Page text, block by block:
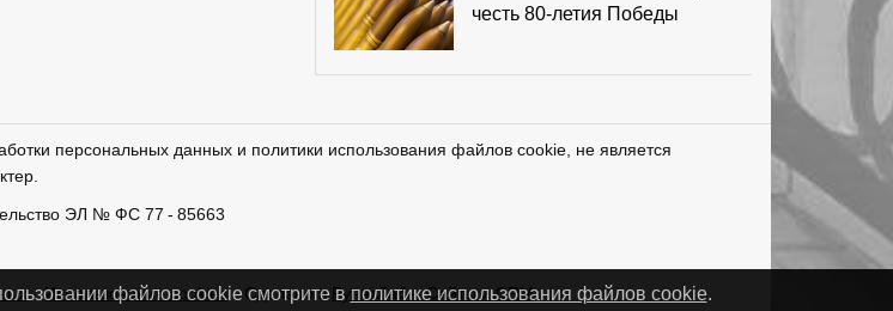
честь 80-летия Победы
персональных данных и политики использования файлов cookie, не является
ЭЛ № ФС 77 - 85663
Использование cookies Сделано вРунетЛаб – Сайты и CRM
файлов cookie смотрите вполитике использования файлов cookie.